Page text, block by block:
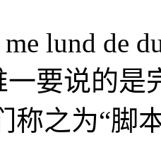
lund de
要说的是
称之为“脚